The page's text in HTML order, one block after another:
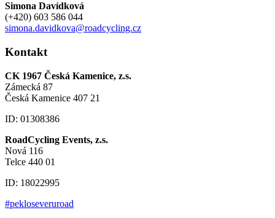
Simona Davídková
(+420) 603 586 044
simona.davidkova@roadcycling.cz
Kontakt
CK 1967 Česká Kamenice, z.s.
Zámecká 87
Česká Kamenice 407 21
ID: 01308386
RoadCycling Events, z.s.
Nová 116
Telce 440 01
ID: 18022995
#pekloseveruroad